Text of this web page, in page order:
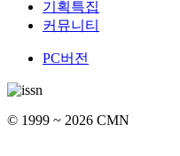
기획특집
커뮤니티
PC버전
© 1999 ~ 2026 CMN